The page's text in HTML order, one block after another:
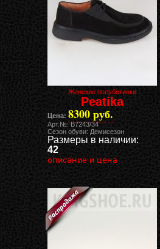
Женские полуботинки
Peatika
Цена: 8300 руб.
Арт.№: B7243/34
Сезон обуви: Демисезон
Размеры в наличии:
42
описание и цена